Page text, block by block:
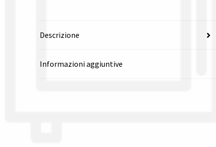
Descrizione
Informazioni aggiuntive